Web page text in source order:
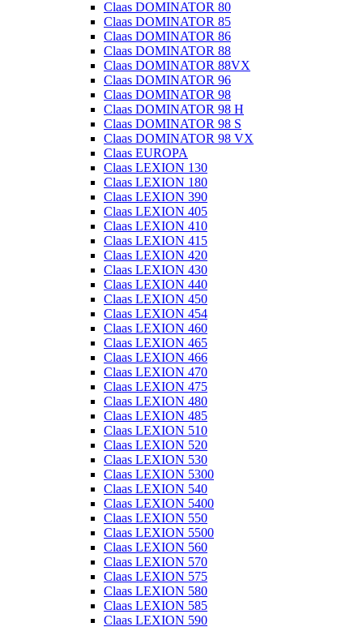
Claas DOMINATOR 80
Claas DOMINATOR 85
Claas DOMINATOR 86
Claas DOMINATOR 88
Claas DOMINATOR 88VX
Claas DOMINATOR 96
Claas DOMINATOR 98
Claas DOMINATOR 98 H
Claas DOMINATOR 98 S
Claas DOMINATOR 98 VX
Claas EUROPA
Claas LEXION 130
Claas LEXION 180
Claas LEXION 390
Claas LEXION 405
Claas LEXION 410
Claas LEXION 415
Claas LEXION 420
Claas LEXION 430
Claas LEXION 440
Claas LEXION 450
Claas LEXION 454
Claas LEXION 460
Claas LEXION 465
Claas LEXION 466
Claas LEXION 470
Claas LEXION 475
Claas LEXION 480
Claas LEXION 485
Claas LEXION 510
Claas LEXION 520
Claas LEXION 530
Claas LEXION 5300
Claas LEXION 540
Claas LEXION 5400
Claas LEXION 550
Claas LEXION 5500
Claas LEXION 560
Claas LEXION 570
Claas LEXION 575
Claas LEXION 580
Claas LEXION 585
Claas LEXION 590